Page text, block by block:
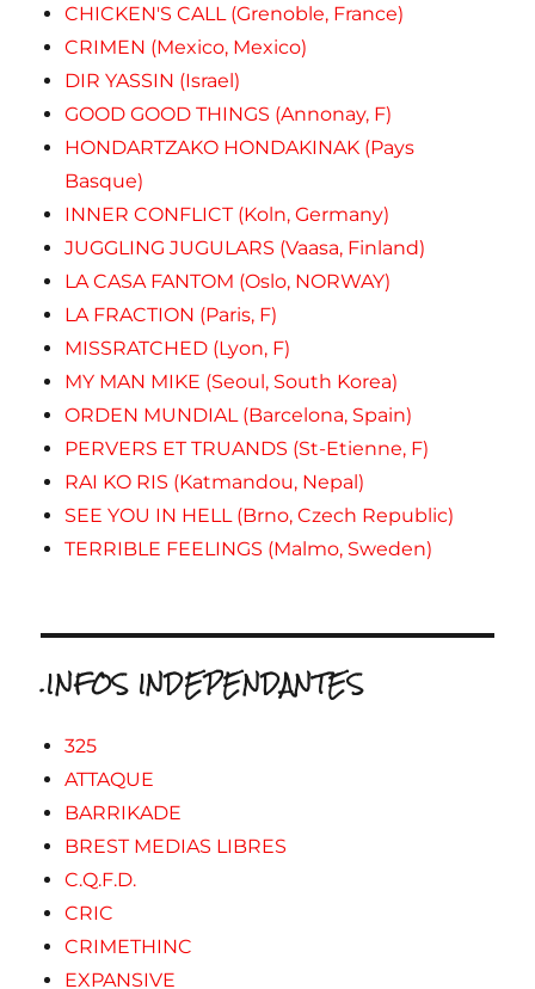
CHICKEN'S CALL (Grenoble, France)
CRIMEN (Mexico, Mexico)
DIR YASSIN (Israel)
GOOD GOOD THINGS (Annonay, F)
HONDARTZAKO HONDAKINAK (Pays
Basque)
INNER CONFLICT (Koln, Germany)
JUGGLING JUGULARS (Vaasa, Finland)
LA CASA FANTOM (Oslo, NORWAY)
LA FRACTION (Paris, F)
MISSRATCHED (Lyon, F)
MY MAN MIKE (Seoul, South Korea)
ORDEN MUNDIAL (Barcelona, Spain)
PERVERS ET TRUANDS (St-Etienne, F)
RAI KO RIS (Katmandou, Nepal)
SEE YOU IN HELL (Brno, Czech Republic)
TERRIBLE FEELINGS (Malmo, Sweden)
.INFOS INDEPENDANTES
325
ATTAQUE
BARRIKADE
BREST MEDIAS LIBRES
C.Q.F.D.
CRIC
CRIMETHINC
EXPANSIVE